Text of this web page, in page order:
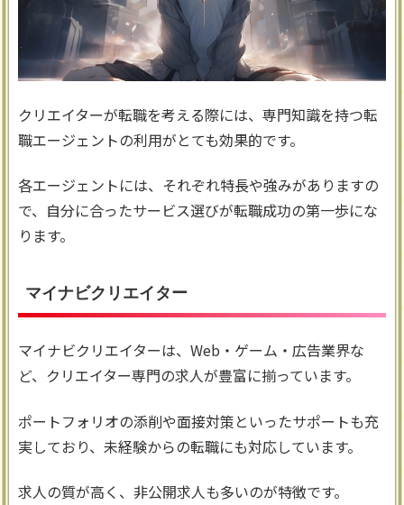
クリエイターが転職を考える際には、専門知識を持つ転
職エージェントの利用がとても効果的です。
各エージェントには、それぞれ特長や強みがありますの
で、自分に合ったサービス選びが転職成功の第一歩にな
ります。
マイナビクリエイター
マイナビクリエイターは、Web・ゲーム・広告業界な
ど、クリエイター専門の求人が豊富に揃っています。
ポートフォリオの添削や面接対策といったサポートも充
実しており、未経験からの転職にも対応しています。
求人の質が高く、非公開求人も多いのが特徴です。